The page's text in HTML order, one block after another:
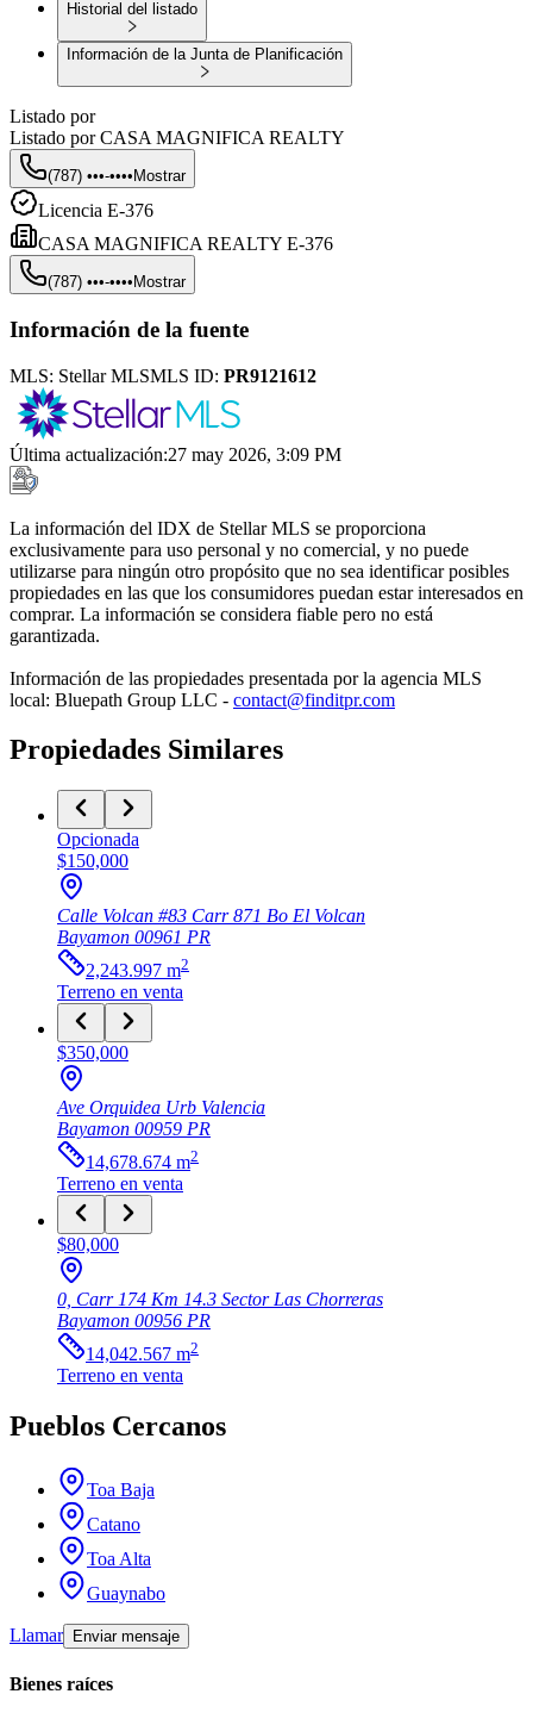
Historial del listado
Información de la Junta de Planificación
Listado por
Listado por CASA MAGNIFICA REALTY
(787) •••-•••• Mostrar
Licencia E-376
CASA MAGNIFICA REALTY E-376
(787) •••-•••• Mostrar
Información de la fuente
MLS: Stellar MLSMLS ID: PR9121612
Última actualización:27 may 2026, 3:09 PM
La información del IDX de Stellar MLS se proporciona
exclusivamente para uso personal y no comercial, y no puede
utilizarse para ningún otro propósito que no sea identificar posibles
propiedades en las que los consumidores puedan estar interesados en
comprar. La información se considera fiable pero no está
garantizada.
Información de las propiedades presentada por la agencia MLS
local: Bluepath Group LLC - contact@finditpr.com
Propiedades Similares
Opcionada
$150,000
Calle Volcan #83 Carr 871 Bo El Volcan
Bayamon 00961 PR
2,243.997 m2
Terreno en venta
$350,000
Ave Orquidea Urb Valencia
Bayamon 00959 PR
14,678.674 m2
Terreno en venta
$80,000
0, Carr 174 Km 14.3 Sector Las Chorreras
Bayamon 00956 PR
14,042.567 m2
Terreno en venta
Pueblos Cercanos
Toa Baja
Catano
Toa Alta
Guaynabo
Llamar Enviar mensaje
Bienes raíces